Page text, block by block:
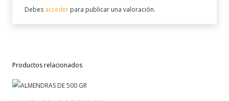
Debes acceder para publicar una valoración.
Productos relacionados